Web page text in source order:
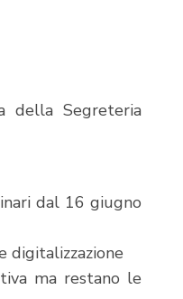
della Segreteria
dal 16 giugno
digitalizzazione
ma restano le